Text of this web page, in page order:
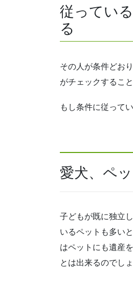
従ってい
る
その人が条件どお
がチェックするこ
もし条件に従って
愛犬、ペ
子どもが既に独立
いるペットも多い
はペットにも遺産
とは出来るのでしょ